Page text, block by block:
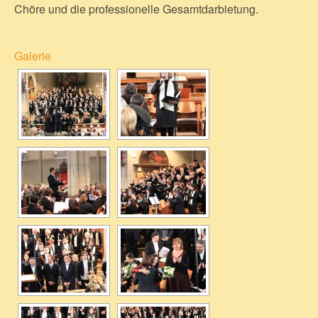
Chöre und die professionelle Gesamtdarbietung.
Galerie